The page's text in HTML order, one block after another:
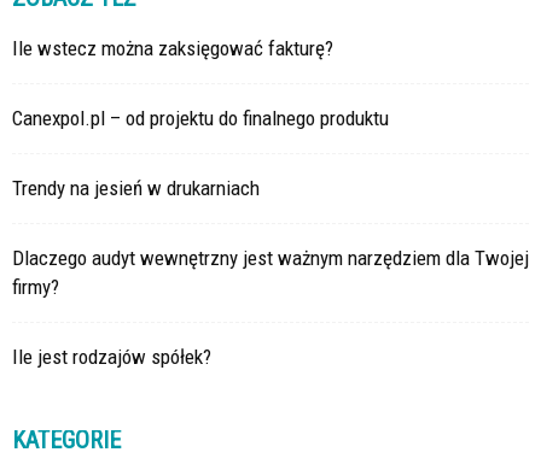
Ile wstecz można zaksięgować fakturę?
Canexpol.pl – od projektu do finalnego produktu
Trendy na jesień w drukarniach
Dlaczego audyt wewnętrzny jest ważnym narzędziem dla Twojej
firmy?
Ile jest rodzajów spółek?
KATEGORIE